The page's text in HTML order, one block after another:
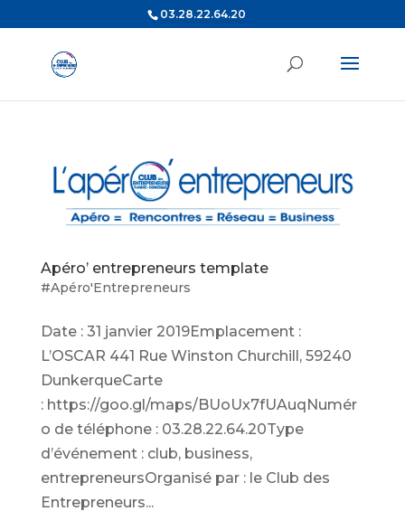
03.28.22.64.20
Apéro’ entrepreneurs template
#Apéro'Entrepreneurs
Date : 31 janvier 2019Emplacement :
L’OSCAR 441 Rue Winston Churchill, 59240
DunkerqueCarte
: https://goo.gl/maps/BUoUx7fUAuqNumér
o de téléphone : 03.28.22.64.20Type
d’événement : club, business,
entrepreneursOrganisé par : le Club des
Entrepreneurs...